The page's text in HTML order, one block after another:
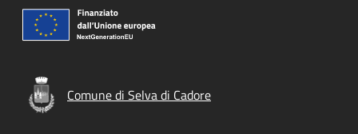
Comune di Selva di Cadore